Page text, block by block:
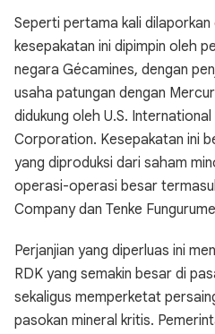
Seperti pertama kali
kesepakatan ini dipimpin oleh
negara Gécamines, dengan
usaha patungan dengan
didukung oleh U.S.
Corporation. Kesepakatan ini
yang diproduksi dari saham
operasi-operasi besar
Company dan Tenke
Perjanjian yang diperluas ini
RDK yang semakin besar di
sekaligus memperketat
pasokan mineral kritis.